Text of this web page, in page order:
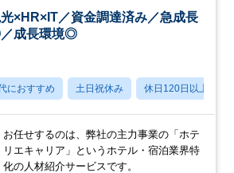
光×HR×IT／資金調達済み／急成長
成長環境◎
におすすめ 土日祝休み 休日120日以上
お任せするのは、弊社の主力事業の「ホテ
リエキャリア」というホテル・宿泊業界特
化の人材紹介サービスです。